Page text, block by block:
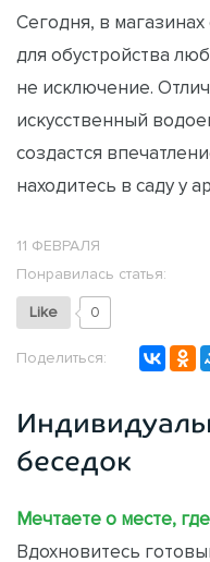
Сегодня, в магазинах
для обустройства
не исключение.
искусственный
создастся
находитесь в саду у
11 ФЕВРАЛЯ
Понравилась статья:
Like 0
Поделиться:
беседок
Мечтаете о месте,
Вдохновитесь